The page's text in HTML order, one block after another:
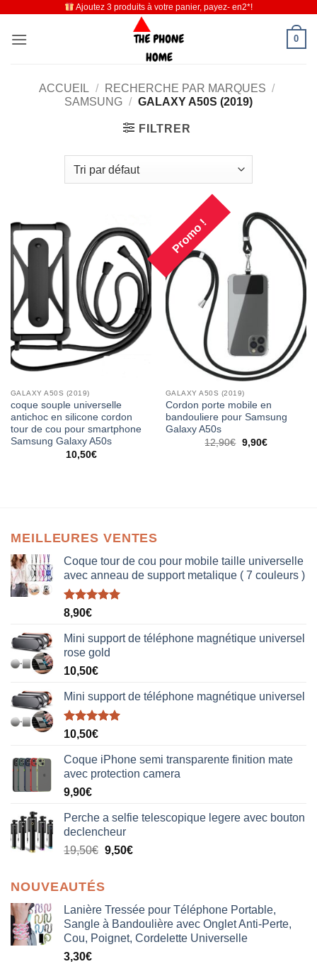
contenu
Ajoutez 3 produits à votre panier, payez- en2*!
0
ACCUEIL / RECHERCHE PAR MARQUES /
SAMSUNG / GALAXY A50S (2019)
FILTRER
GALAXY A50S (2019)
coque souple universelle
antichoc en silicone cordon
tour de cou pour smartphone
Samsung Galaxy A50s
10,50€
Promo !
GALAXY A50S (2019)
Cordon porte mobile en
bandouliere pour Samsung
Galaxy A50s
12,90€ 9,90€
MEILLEURES VENTES
Coque tour de cou pour mobile taille universelle
avec anneau de support metalique ( 7 couleurs )
Note5.00
8,90€
Mini support de téléphone magnétique universel
rose gold
10,50€
Mini support de téléphone magnétique universel
Note5.00
10,50€
Coque iPhone semi transparente finition mate
avec protection camera
9,90€
Perche a selfie telescopique legere avec bouton
declencheur
19,50€ 9,50€
NOUVEAUTÉS
Lanière Tressée pour Téléphone Portable,
Sangle à Bandoulière avec Onglet Anti-Perte,
Cou, Poignet, Cordelette Universelle
3,30€